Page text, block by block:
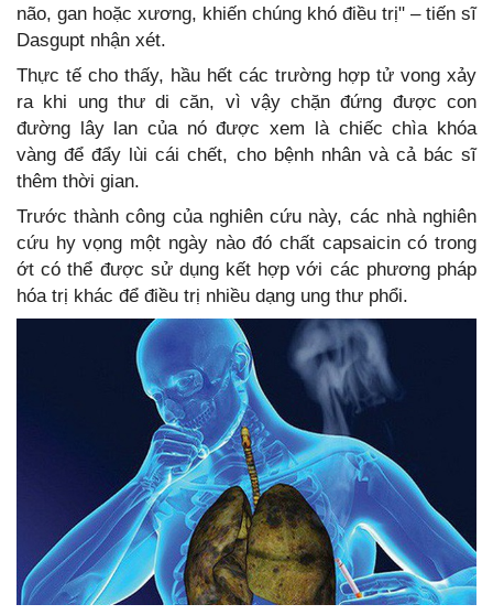
não, gan hoặc xương, khiến chúng khó điều trị" – tiến sĩ
Dasgupt nhận xét.
Thực tế cho thấy, hầu hết các trường hợp tử vong xảy
ra khi ung thư di căn, vì vậy chặn đứng được con
đường lây lan của nó được xem là chiếc chìa khóa
vàng để đẩy lùi cái chết, cho bệnh nhân và cả bác sĩ
thêm thời gian.
Trước thành công của nghiên cứu này, các nhà nghiên
cứu hy vọng một ngày nào đó chất capsaicin có trong
ớt có thể được sử dụng kết hợp với các phương pháp
hóa trị khác để điều trị nhiều dạng ung thư phổi.